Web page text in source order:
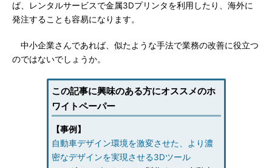
ば、レンタルサービスで金属3Dプリンタを利用したり、海外に
発注することも容易になります。
中小企業さんであれば、似たような手法で業務の改善に役立つ
のではないでしょうか。
この記事に興味のある方にオススメのホ
ワイトペーパー
【事例】
自動車デザイン環境を激変させた、より濃
密なデザインを実現させる3Dツール